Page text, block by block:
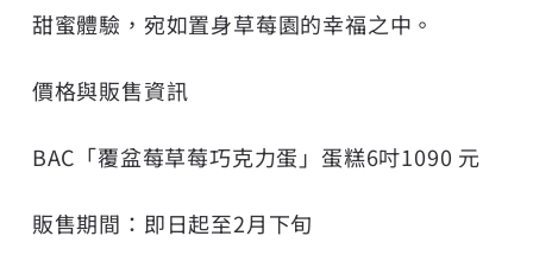
甜蜜體驗，宛如置身草莓園的幸福之中。
價格與販售資訊
BAC「覆盆莓草莓巧克力蛋」蛋糕6吋1090 元
販售期間：即日起至2月下旬